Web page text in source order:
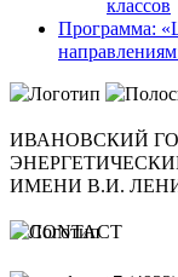
классов
Программа:
ИВАНОВСКИЙ
ИМЕНИ В.И.